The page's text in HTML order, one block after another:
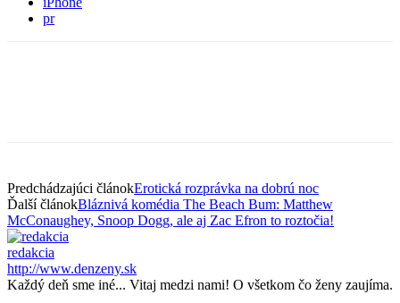
pr
Predchádzajúci článokErotická rozprávka na dobrú noc
Ďalší článokBláznivá komédia The Beach Bum: Matthew
McConaughey, Snoop Dogg, ale aj Zac Efron to roztočia!
redakcia
http://www.denzeny.sk
Každý deň sme iné... Vitaj medzi nami! O všetkom čo ženy zaujíma.